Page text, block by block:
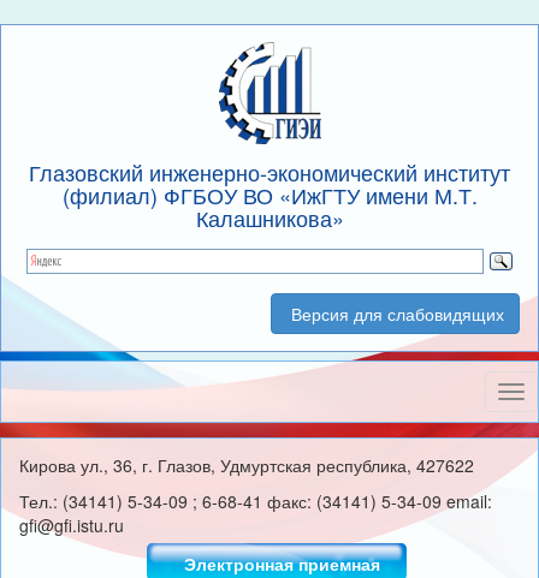
Глазовский инженерно-экономический институт
(филиал) ФГБОУ ВО «ИжГТУ имени М.Т.
Калашникова»
Версия для слабовидящих
Кирова ул., 36, г. Глазов, Удмуртская республика, 427622
Тел.: (34141) 5-34-09 ; 6-68-41 факс: (34141) 5-34-09 email:
gfi@gfi.istu.ru
Электронная приемная